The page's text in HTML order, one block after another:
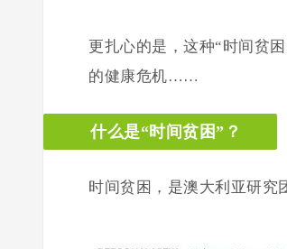
更扎心的是，这种“时间贫
的健康危机……
什么是“时间贫困”？
时间贫困，是澳大利亚研究